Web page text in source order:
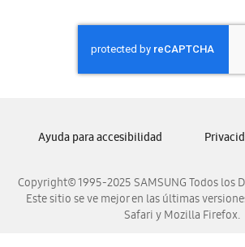
Samsung Honduras
Samsung Nicaragua
Samsung Panamá
Samsung Venezuela
Copyright© 1995-2025 SAMSUNG Todos los
Este sitio se ve mejor en las últimas
Safari y Mozilla Firefox.
Ayuda para accesibilidad